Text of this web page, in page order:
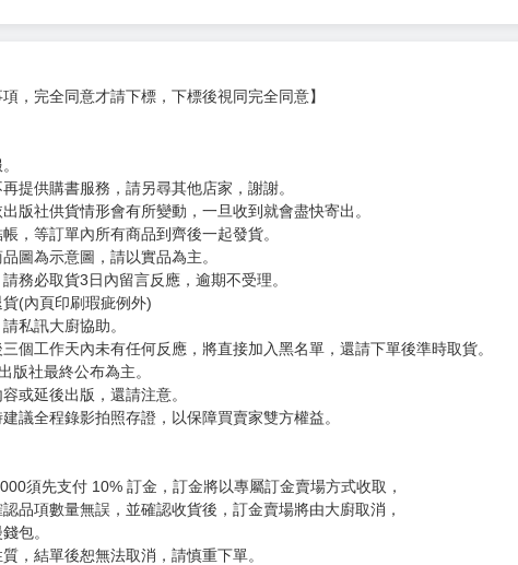
，完全同意才請下標，下標後視同完全同意】
提供購書服務，請另尋其他店家，謝謝。
版社供貨情形會有所變動，一旦收到就會盡快寄出。
，等訂單內所有商品到齊後一起發貨。
圖為示意圖，請以實品為主。
務必取貨3日內留言反應，逾期不受理。
(內頁印刷瑕疵例外)
私訊大廚協助。
個工作天內未有任何反應，將直接加入黑名單，還請下單後準時取貨。
社最終公布為主。
或延後出版，還請注意。
議全程錄影拍照存證，以保障買賣家雙方權益。
須先支付 10% 訂金，訂金將以專屬訂金賣場方式收取，
品項數量無誤，並確認收貨後，訂金賣場將由大廚取消，
包。
，結單後恕無法取消，請慎重下單。